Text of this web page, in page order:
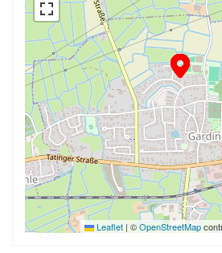
Leaflet | ©OpenStreetMap